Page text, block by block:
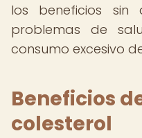
los beneficios sin
problemas de
consumo excesivo
Beneficios
colesterol